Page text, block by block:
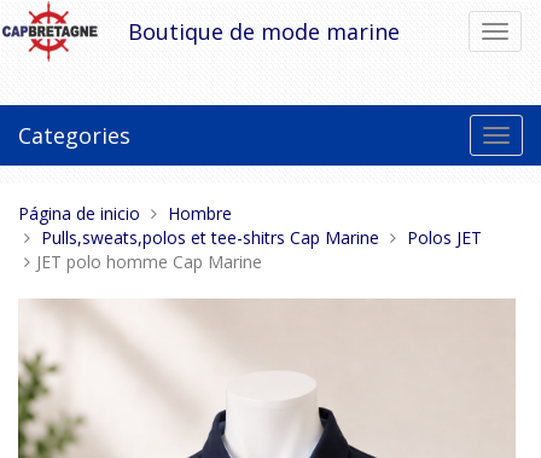
Pasar
al
contenido
el
de
Boutique de mode marine
Categories
Estas
aquí:
Página de inicio
Hombre
Pulls,sweats,polos et tee-shitrs Cap Marine
Polos JET
JET polo homme Cap Marine